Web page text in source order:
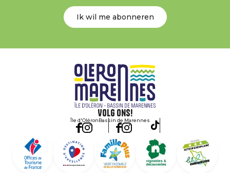
Ik wil me abonneren
Volg ons!
Île d'OléronBassin de Marennes